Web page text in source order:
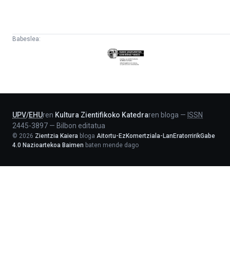
Babeslea:
Eusko
Jaurlaritza
UPV/EHUren Kultura Zientifikoko Katedraren bloga — ISSN
2445-3897 — Bilbon editatua
© 2026 Zientzia Kaiera bloga Aitortu-EzKomertziala-LanEratorririkGabe
4.0 Nazioartekoa Baimen baten mende dago